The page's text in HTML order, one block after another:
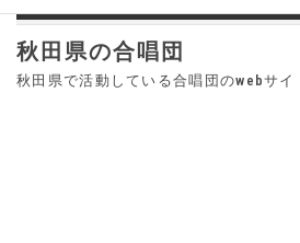
秋田県の合唱団
秋田県で活動している合唱団のwebサイ